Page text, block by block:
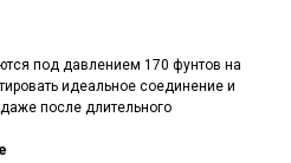
под давлением 170 фунтов на
идеальное соединение и
после длительного